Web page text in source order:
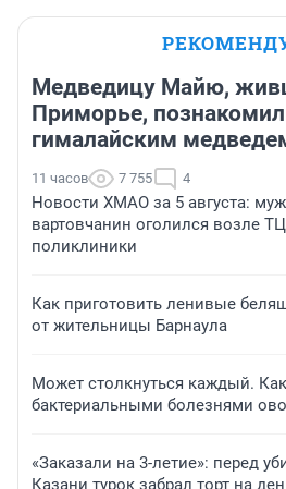
Медведицу Майю,
Приморье,
гималайским
11 часов 7 755 4
Новости ХМАО за 5 августа:
вартовчанин оголился возле
поликлиники
Как приготовить ленивые
от жительницы Барнаула
Может столкнуться каждый.
бактериальными болезнями
«Заказали на 3-летие»: перед
Казани турок забрал торт на